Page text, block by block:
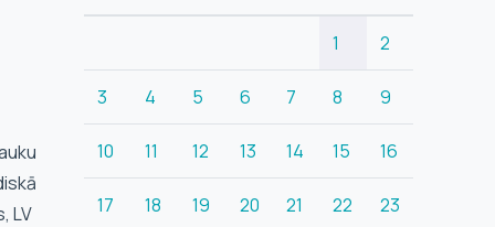
LV
1 2
3 4 5 6 7 8 9
10 11 12 13 14 15 16
17 18 19 20 21 22 23